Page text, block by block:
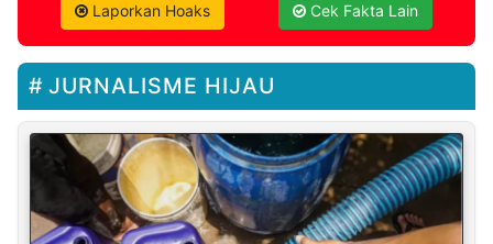
Laporkan Hoaks Cek Fakta Lain
JURNALISME HIJAU